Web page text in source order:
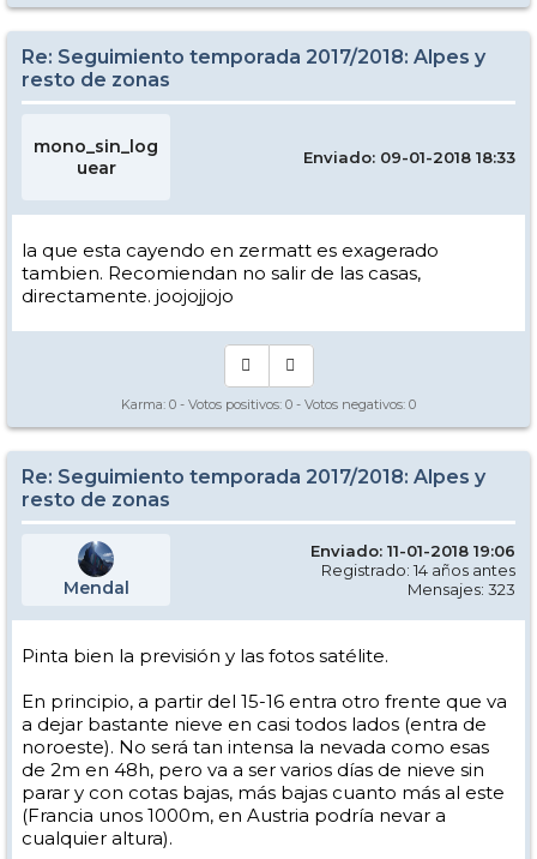
Re: Seguimiento temporada 2017/2018: Alpes y
resto de zonas
mono_sin_log
uear
Enviado: 09-01-2018 18:33
la que esta cayendo en zermatt es exagerado
tambien. Recomiendan no salir de las casas,
directamente. joojojjojo
Karma: 0 - Votos positivos: 0 - Votos negativos: 0
Re: Seguimiento temporada 2017/2018: Alpes y
resto de zonas
Mendal
Enviado: 11-01-2018 19:06
Registrado: 14 años antes
Mensajes: 323
Pinta bien la previsión y las fotos satélite.
En principio, a partir del 15-16 entra otro frente que va
a dejar bastante nieve en casi todos lados (entra de
noroeste). No será tan intensa la nevada como esas
de 2m en 48h, pero va a ser varios días de nieve sin
parar y con cotas bajas, más bajas cuanto más al este
(Francia unos 1000m, en Austria podría nevar a
cualquier altura).